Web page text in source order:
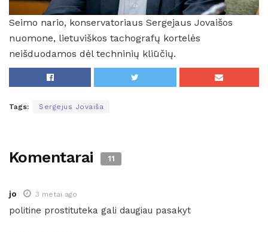
Seimo nario, konservatoriaus Sergejaus Jovaišos
nuomone, lietuviškos tachografų kortelės
neišduodamos dėl techninių kliūčių.
Tags: Sergejus Jovaiša
Komentarai 11
jo 3 metai ago
politine prostituteka gali daugiau pasakyt